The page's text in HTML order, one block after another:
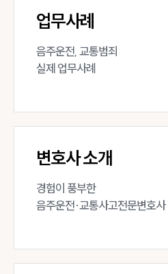
업무사례
음주운전, 교통범죄
실제 업무사례
변호사 소개
경험이 풍부한
음주운전·교통사고전문변호사